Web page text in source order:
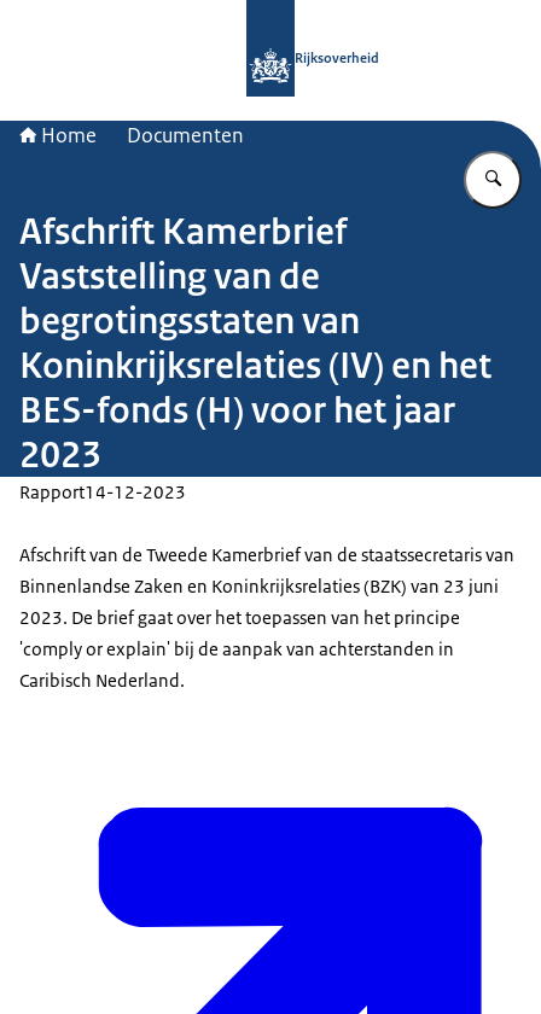
Rijksoverheid
Home Documenten
Afschrift Kamerbrief
Vaststelling van de
begrotingsstaten van
Koninkrijksrelaties (IV) en het
BES-fonds (H) voor het jaar
2023
Rapport14-12-2023
Afschrift van de Tweede Kamerbrief van de staatssecretaris van
Binnenlandse Zaken en Koninkrijksrelaties (BZK) van 23 juni
2023. De brief gaat over het toepassen van het principe
'comply or explain' bij de aanpak van achterstanden in
Caribisch Nederland.